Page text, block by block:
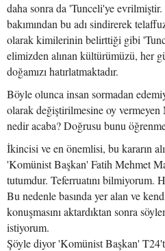
daha sonra da 'Tunceli'ye
bakımından bu adı sindirerek
olarak kimilerinin belirttiği gibi
elimizden alınan kültürümüzü, her
doğamızı hatırlatmaktadır.
Böyle olunca insan sormadan
olarak değiştirilmesine oy
nedir acaba? Doğrusu bunu
İkincisi ve en önemlisi, bu kararın
'Komünist Başkan' Fatih Mehmet
tutumdur. Teferruatını bilmiyorum.
Bu nedenle basında yer alan ve
konuşmasını aktardıktan sonra
istiyorum.
Şöyle diyor 'Komünist Başkan'